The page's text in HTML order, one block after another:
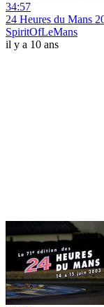
34:57
24 Heures du Mans
SpiritOfLeMans
il y a 10 ans